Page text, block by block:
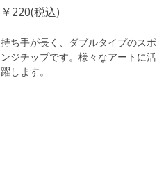
￥220(税込)
持ち手が長く、ダブルタイプのスポ
ンジチップです。様々なアートに活
躍します。